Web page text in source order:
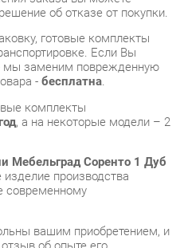
комплекты
Соренто 1 Дуб
производства
вашим приобретением, и
об опыте его
сориентироваться нашим
развёрнутую
продукции вы можете по
и через мессенджеры